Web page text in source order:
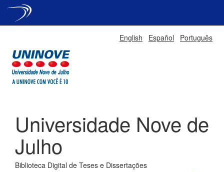
English Español Português
Universidade Nove de
Julho
Biblioteca Digital de Teses e Dissertações